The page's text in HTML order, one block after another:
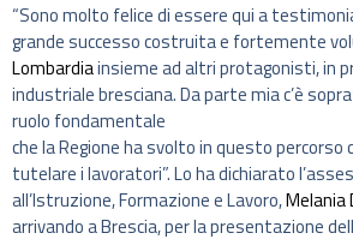
“Sono molto felice di essere qui a
grande successo costruita e fortemente
Lombardiainsieme ad altri protagonisti, in
industriale bresciana. Da parte mia c’è
ruolo fondamentale
che la Regione ha svolto in questo percorso
tutelare i lavoratori”. Lo ha dichiarato
all’Istruzione, Formazione e Lavoro,Melania
arrivando a Brescia, per la presentazione